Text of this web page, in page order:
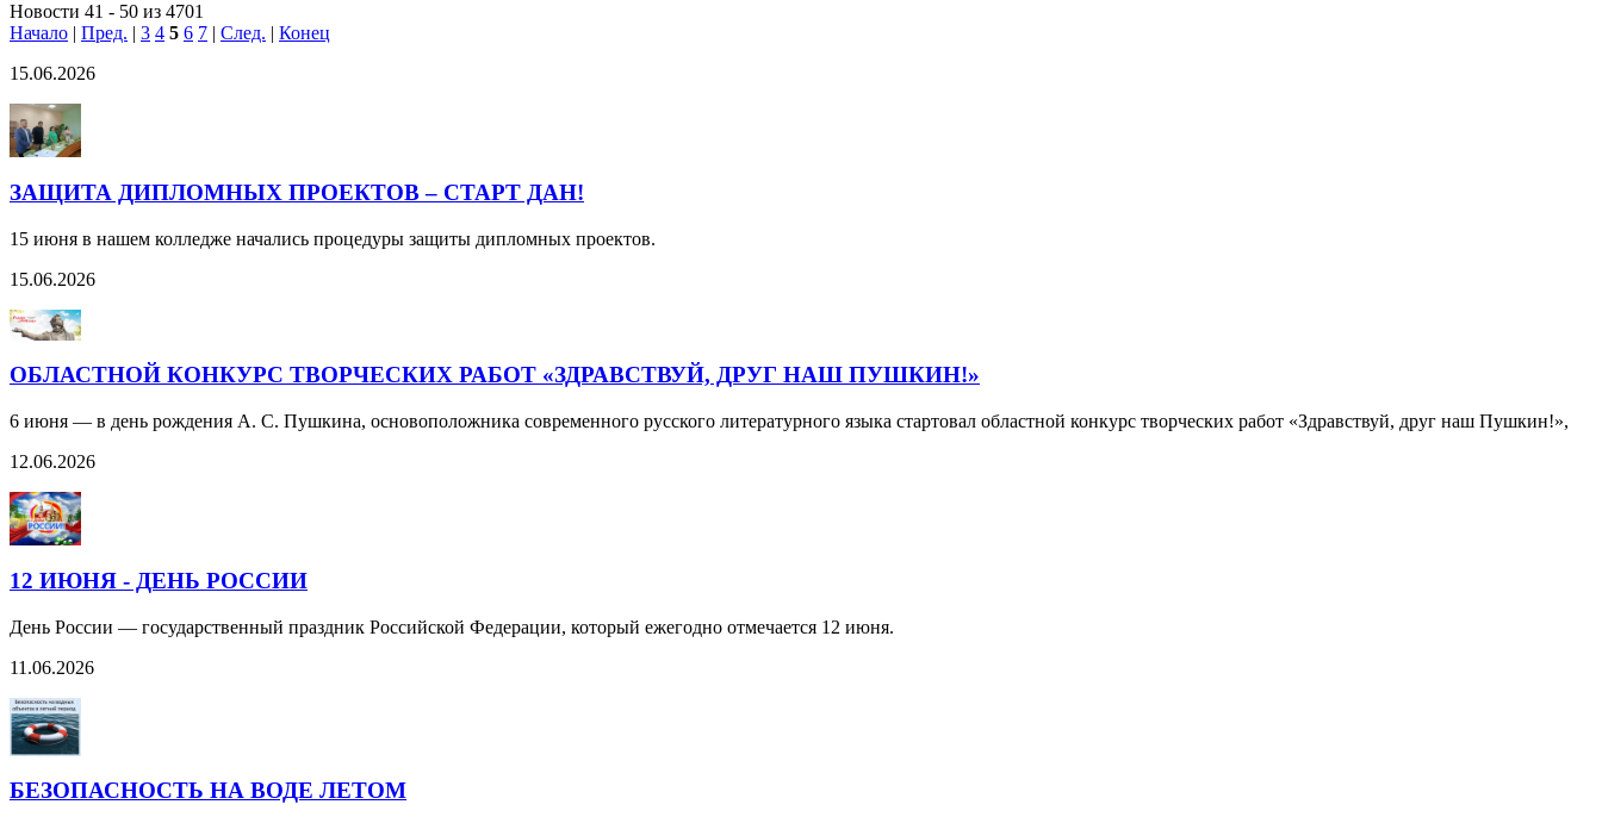
Новости 41 - 50 из 4701
Начало | Пред. | 3 4 5 6 7 | След. | Конец
15.06.2026
ЗАЩИТА ДИПЛОМНЫХ ПРОЕКТОВ – СТАРТ ДАН!
15 июня в нашем колледже начались процедуры защиты дипломных проектов.
15.06.2026
ОБЛАСТНОЙ КОНКУРС ТВОРЧЕСКИХ РАБОТ «ЗДРАВСТВУЙ, ДРУГ НАШ ПУШКИН!»
6 июня — в день рождения А. С. Пушкина, основоположника современного русского литературного языка стартовал областной конкурс творческих работ «Здравствуй, друг наш Пушкин!»,
12.06.2026
12 ИЮНЯ - ДЕНЬ РОССИИ
День России — государственный праздник Российской Федерации, который ежегодно отмечается 12 июня.
11.06.2026
БЕЗОПАСНОСТЬ НА ВОДЕ ЛЕТОМ